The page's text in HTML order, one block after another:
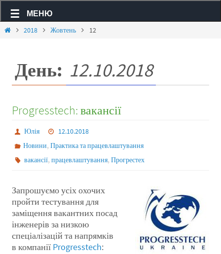
МЕНЮ
2018 Жовтень 12
День: 12.10.2018
Progresstech: вакансії
Юлія
12.10.2018
Новини,Практика та працевлаштування
вакансії,працевлаштування,Прогрестех
Запрошуємо усіх охочих
пройти тестування для
заміщення вакантних посад
інженерів за низкою
спеціалізацій та напрямків
в компанії Progresstech: